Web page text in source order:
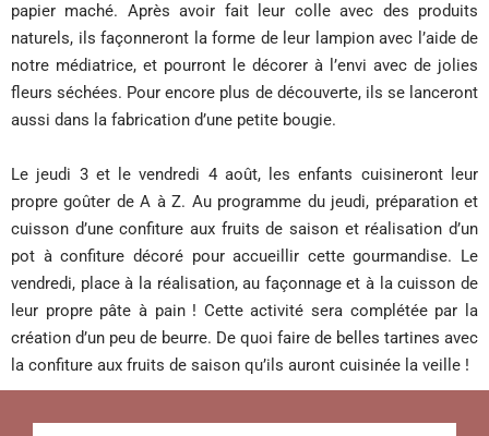
papier maché. Après avoir fait leur colle avec des produits
naturels, ils façonneront la forme de leur lampion avec l’aide de
notre médiatrice, et pourront le décorer à l’envi avec de jolies
fleurs séchées. Pour encore plus de découverte, ils se lanceront
aussi dans la fabrication d’une petite bougie.
Le jeudi 3 et le vendredi 4 août, les enfants cuisineront leur
propre goûter de A à Z. Au programme du jeudi, préparation et
cuisson d’une confiture aux fruits de saison et réalisation d’un
pot à confiture décoré pour accueillir cette gourmandise. Le
vendredi, place à la réalisation, au façonnage et à la cuisson de
leur propre pâte à pain ! Cette activité sera complétée par la
création d’un peu de beurre. De quoi faire de belles tartines avec
la confiture aux fruits de saison qu’ils auront cuisinée la veille !